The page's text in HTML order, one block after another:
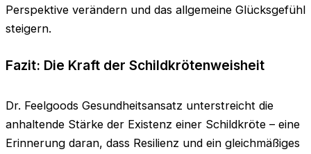
Perspektive verändern und das allgemeine Glücksgefühl
steigern.
Fazit: Die Kraft der Schildkrötenweisheit
Dr. Feelgoods Gesundheitsansatz unterstreicht die
anhaltende Stärke der Existenz einer Schildkröte – eine
Erinnerung daran, dass Resilienz und ein gleichmäßiges